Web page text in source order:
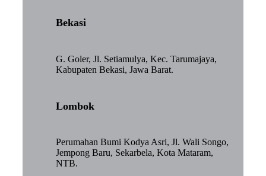
Bekasi
G. Goler, Jl. Setiamulya, Kec. Tarumajaya,
Kabupaten Bekasi, Jawa Barat.
Lombok
Perumahan Bumi Kodya Asri, Jl. Wali Songo,
Jempong Baru, Sekarbela, Kota Mataram,
NTB.